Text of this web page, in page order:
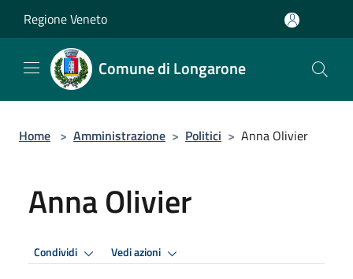
Regione Veneto
Comune di Longarone
Home > Amministrazione > Politici > Anna Olivier
Anna Olivier
Condividi Vedi azioni